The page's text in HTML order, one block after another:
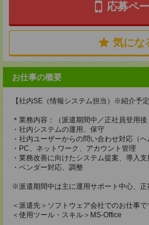
応募ペ
気にな
お仕事の概要
【社内SE（情報システム担当）※紹介予定
＊業務内容：（派遣期間中／正社員登用後
・社内システムの運用、保守
・社内ユーザーからの問い合わせ対応（ヘ
・PC、ネットワーク、アカウント管理
・業務改善に向けたシステム提案、導入支
・ベンダー対応、調整
※派遣期間中は主に運用サポート中心、正
＜派遣先＞ソフトウェア会社でのお仕事で
＜使用ツール・スキル＞MS-Office